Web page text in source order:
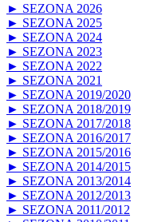
► SEZONA 2026
► SEZONA 2025
► SEZONA 2024
► SEZONA 2023
► SEZONA 2022
► SEZONA 2021
► SEZONA 2019/2020
► SEZONA 2018/2019
► SEZONA 2017/2018
► SEZONA 2016/2017
► SEZONA 2015/2016
► SEZONA 2014/2015
► SEZONA 2013/2014
► SEZONA 2012/2013
► SEZONA 2011/2012